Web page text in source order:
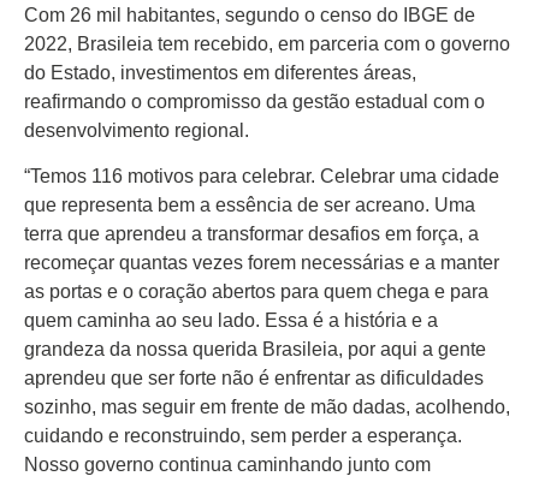
Gastronomia
TV Portal
Sobre o
Portal Acre
Expediente
Política de
privacidade
Fale com
Portal Acre
Com 26 mil habitantes, segundo o censo do IBGE de
2022, Brasileia tem recebido, em parceria com o governo
do Estado, investimentos em diferentes áreas,
reafirmando o compromisso da gestão estadual com o
desenvolvimento regional.
“Temos 116 motivos para celebrar. Celebrar uma cidade
que representa bem a essência de ser acreano. Uma
terra que aprendeu a transformar desafios em força, a
recomeçar quantas vezes forem necessárias e a manter
as portas e o coração abertos para quem chega e para
quem caminha ao seu lado. Essa é a história e a
grandeza da nossa querida Brasileia, por aqui a gente
aprendeu que ser forte não é enfrentar as dificuldades
sozinho, mas seguir em frente de mão dadas, acolhendo,
cuidando e reconstruindo, sem perder a esperança.
Nosso governo continua caminhando junto com